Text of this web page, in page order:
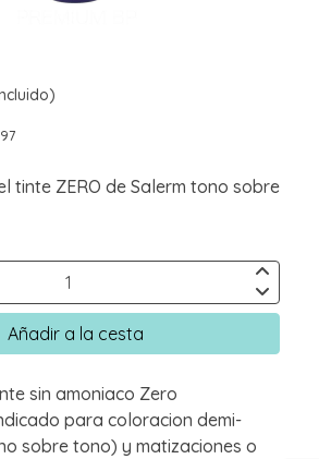
tinte ZERO de Salerm tono sobre
Añadir a la cesta
sin amoniaco Zero
para coloracion demi-
sobre tono) y matizaciones o